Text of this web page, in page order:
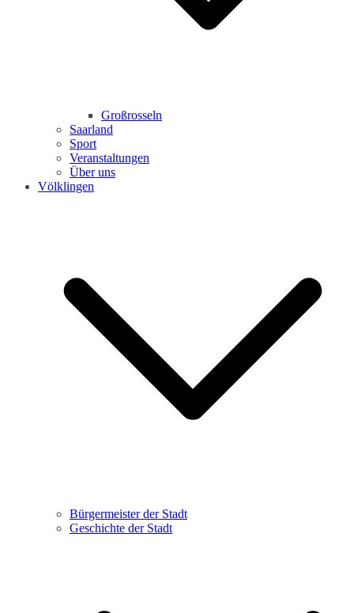
Großrosseln
Saarland
Sport
Veranstaltungen
Über uns
Völklingen
Bürgermeister der Stadt
Geschichte der Stadt